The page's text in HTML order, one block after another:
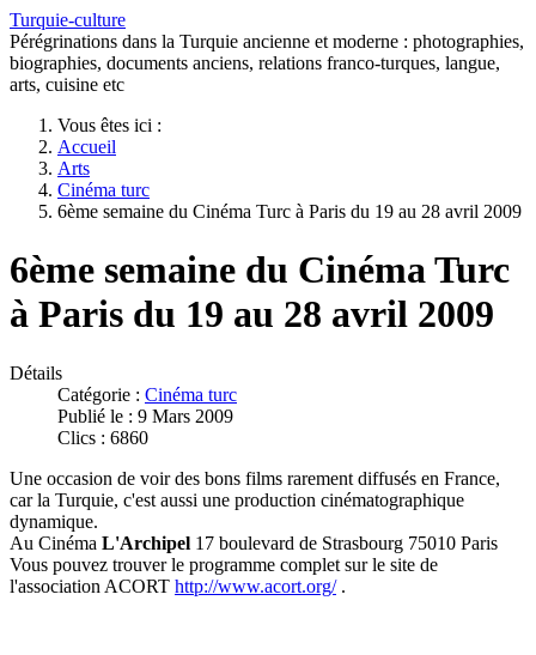
Turquie-culture
Pérégrinations dans la Turquie ancienne et moderne : photographies,
biographies, documents anciens, relations franco-turques, langue,
arts, cuisine etc
Vous êtes ici :
Accueil
Arts
Cinéma turc
6ème semaine du Cinéma Turc à Paris du 19 au 28 avril 2009
6ème semaine du Cinéma Turc
à Paris du 19 au 28 avril 2009
Détails
Catégorie : Cinéma turc
Publié le : 9 Mars 2009
Clics : 6860
Une occasion de voir des bons films rarement diffusés en France,
car la Turquie, c'est aussi une production cinématographique
dynamique.
Au Cinéma L'Archipel 17 boulevard de Strasbourg 75010 Paris
Vous pouvez trouver le programme complet sur le site de
l'association ACORT http://www.acort.org/.